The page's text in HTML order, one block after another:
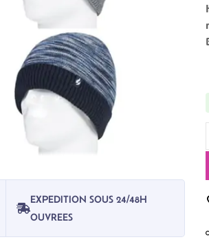
EXPEDITION SOUS 24/48H
OUVREES